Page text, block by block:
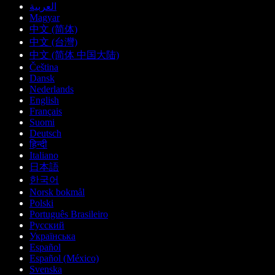
العربية
Magyar
中文 (简体)
中文 (台灣)
中文 (简体 中国大陆)
Čeština
Dansk
Nederlands
English
Français
Suomi
Deutsch
हिन्दी
Italiano
日本語
한국어
Norsk bokmål
Polski
Português Brasileiro
Русский
Українська
Español
Español (México)
Svenska